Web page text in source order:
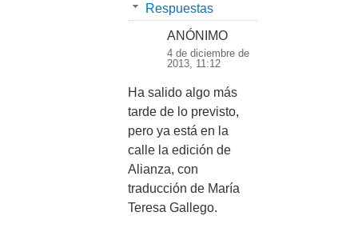
Respuestas
ANÓNIMO
4 de diciembre de
2013, 11:12
Ha salido algo más
tarde de lo previsto,
pero ya está en la
calle la edición de
Alianza, con
traducción de María
Teresa Gallego.